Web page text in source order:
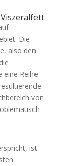
Die
also den
eine Reihe
von
ist